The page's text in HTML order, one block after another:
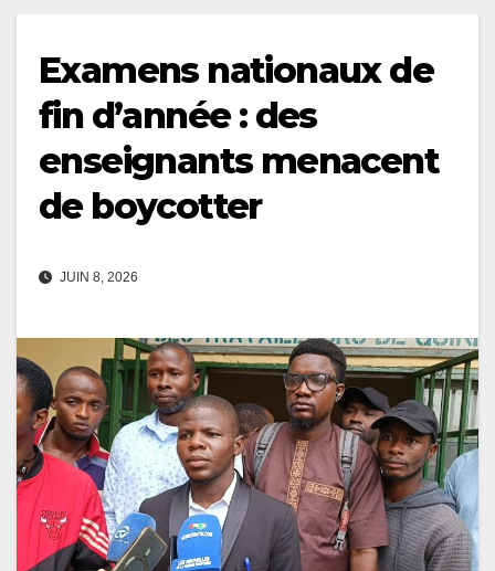
Examens nationaux de
fin d’année : des
enseignants menacent
de boycotter
JUIN 8, 2026